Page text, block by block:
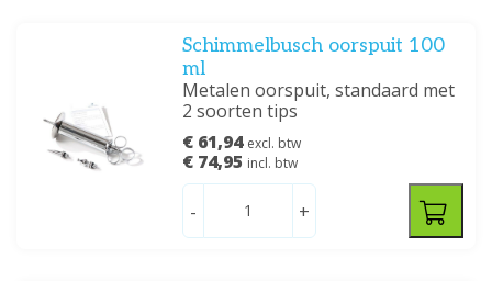
Schimmelbusch oorspuit 100
ml
Metalen oorspuit, standaard met
2 soorten tips
€ 61,94 excl. btw
€ 74,95 incl. btw
- +